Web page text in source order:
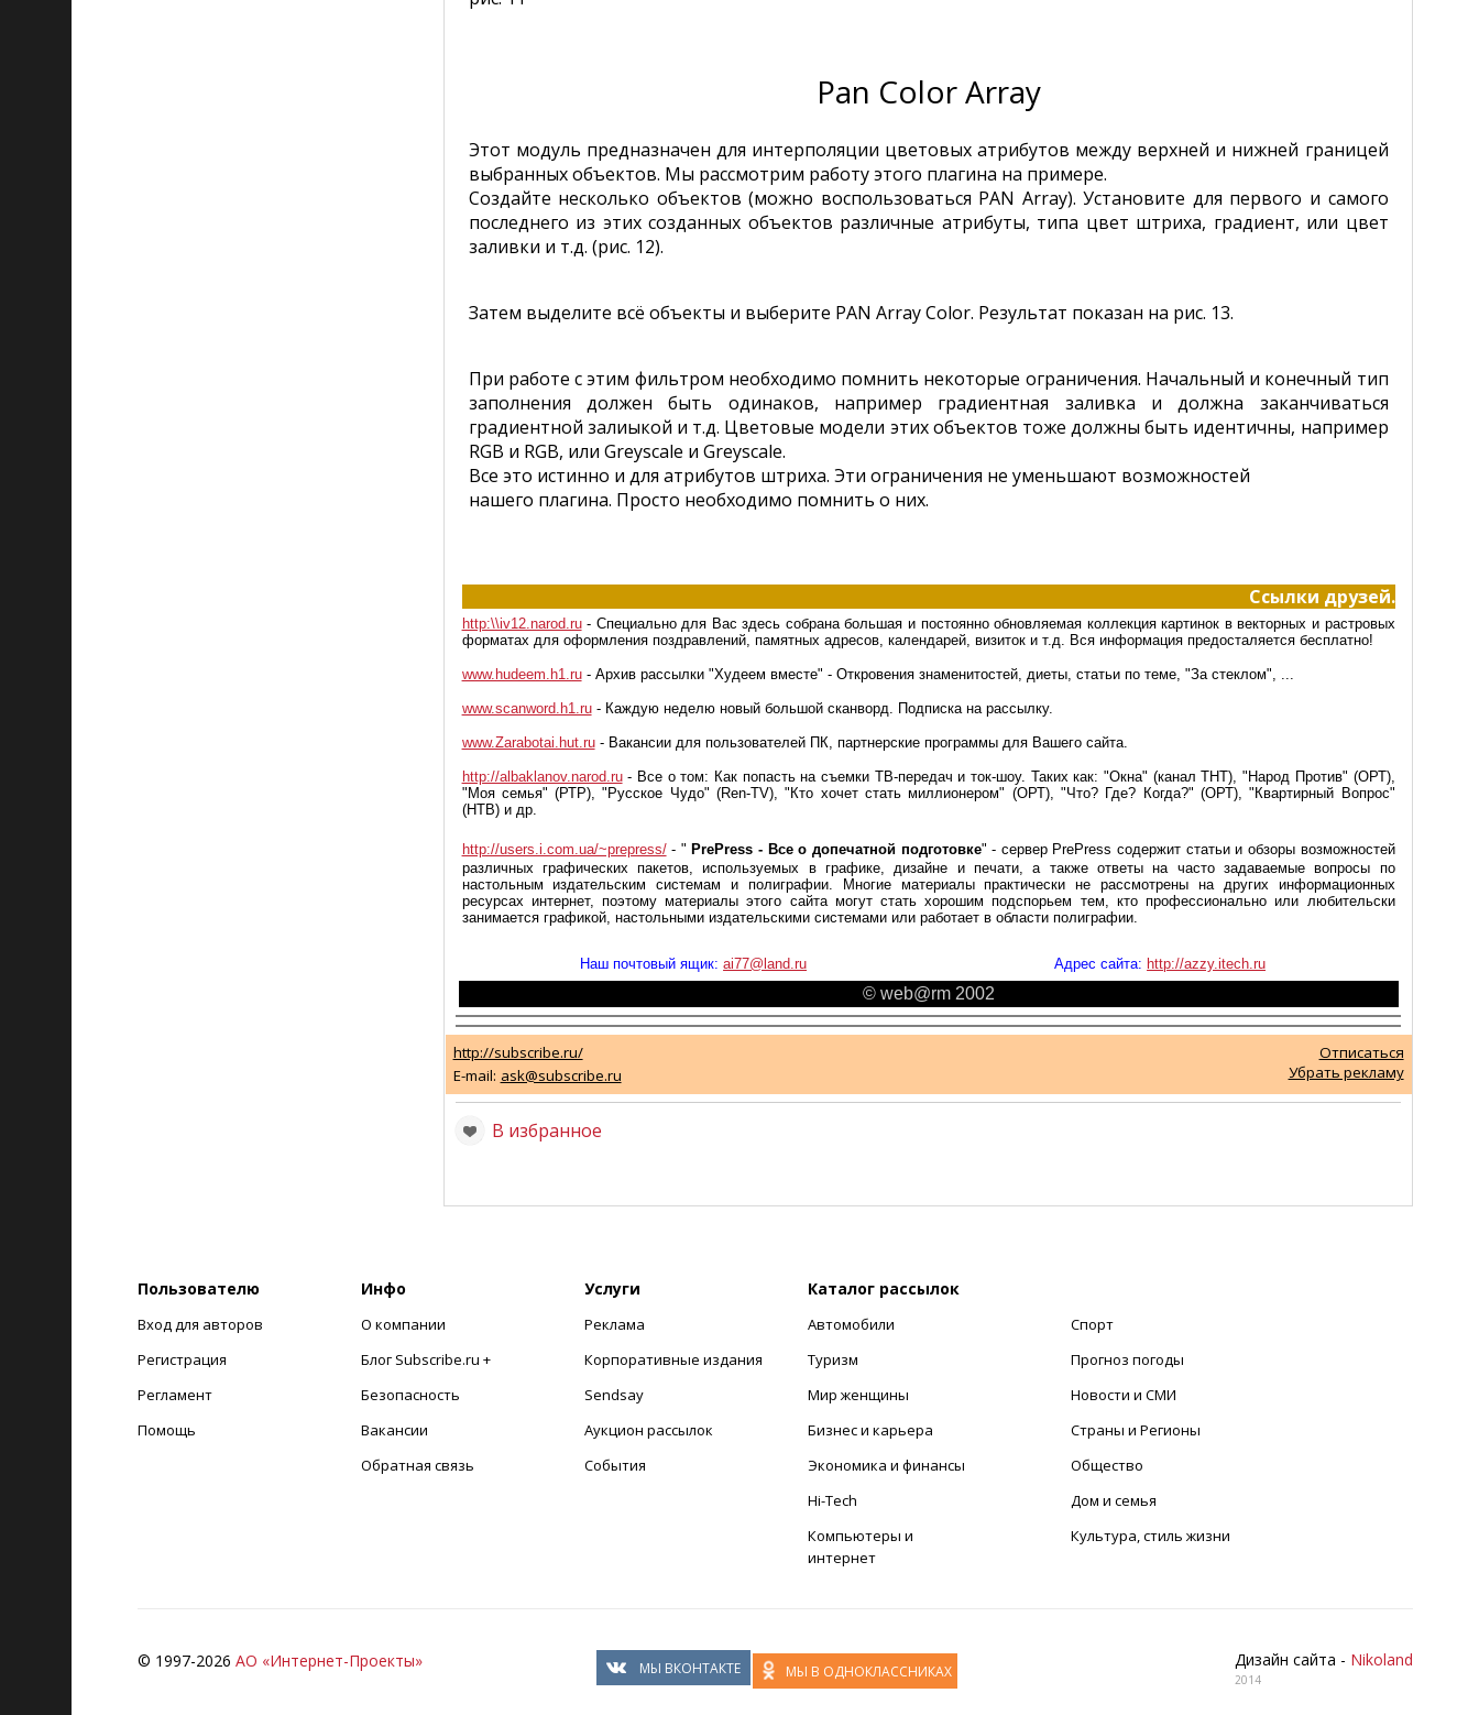
Pan Color Array
Этот модуль предназначен для интерполяции цветовых атрибутов между верхней и нижней границей
выбранных объектов. Мы рассмотрим работу этого плагина на примере.
Создайте несколько объектов (можно воспользоваться PAN Array). Установите для первого и самого
последнего из этих созданных объектов различные атрибуты, типа цвет штриха, градиент, или цвет
заливки и т.д. (рис. 12).
Затем выделите всё объекты и выберите PAN Array Color. Результат показан на рис. 13.
При работе с этим фильтром необходимо помнить некоторые ограничения. Начальный и конечный тип
заполнения должен быть одинаков, например градиентная заливка и должна заканчиваться
градиентной залиыкой и т.д. Цветовые модели этих объектов тоже должны быть идентичны, например
RGB и RGB, или Greyscale и Greyscale.
Все это истинно и для атрибутов штриха. Эти ограничения не уменьшают возможностей
нашего плагина. Просто необходимо помнить о них.
Ссылки друзей.
http:\\iv12.narod.ru- Специально для Вас здесь собрана большая и постоянно обновляемая коллекция картинок в векторных и растровых
форматах для оформления поздравлений, памятных адресов, календарей, визиток и т.д. Вся информация предосталяется бесплатно!
www.hudeem.h1.ru- Архив рассылки "Худеем вместе" - Откровения знаменитостей, диеты, статьи по теме, "За стеклом", ...
www.scanword.h1.ru- Каждую неделю новый большой сканворд. Подписка на рассылку.
www.Zarabotai.hut.ru- Вакансии для пользователей ПК, партнерские программы для Вашего сайта.
http://albaklanov.narod.ru- Все о том: Как попасть на съемки ТВ-передач и ток-шоу. Таких как: "Окна" (канал ТНТ), "Народ Против" (ОРТ),
"Моя семья" (РТР), "Русское Чудо" (Ren-TV), "Кто хочет стать миллионером" (ОРТ), "Что? Где? Когда?" (ОРТ), "Квартирный Вопрос"
(НТВ) и др.
http://users.i.com.ua/~prepress/ - " PrePress - Все о допечатной подготовке" - cервер PrePress содержит статьи и обзоры возможностей
различных графических пакетов, используемых в графике, дизайне и печати, а также ответы на часто задаваемые вопросы по
настольным издательским системам и полиграфии. Многие материалы практически не рассмотрены на других информационных
ресурсах интернет, поэтому материалы этого сайта могут стать хорошим подспорьем тем, кто профессионально или любительски
занимается графикой, настольными издательскими системами или работает в области полиграфии.
Наш почтовый ящик: ai77@land.ru Адрес сайта: http://azzy.itech.ru
© web@rm 2002
http://subscribe.ru/
E-mail: ask@subscribe.ru
Отписаться
Убрать рекламу
В избранное
Пользователю
Вход для авторов
Регистрация
Регламент
Помощь
Инфо
О компании
Блог Subscribe.ru +
Безопасность
Вакансии
Обратная связь
Услуги
Реклама
Корпоративные издания
Sendsay
Аукцион рассылок
События
Каталог рассылок
Автомобили
Туризм
Мир женщины
Бизнес и карьера
Экономика и финансы
Hi-Tech
Компьютеры и
интернет
Спорт
Прогноз погоды
Новости и СМИ
Страны и Регионы
Общество
Дом и семья
Культура, стиль жизни
© 1997-2026 АО «Интернет-Проекты» Дизайн сайта - Nikoland
2014
МЫ ВКОНТАКТЕ МЫ В ОДНОКЛАССНИКАХ